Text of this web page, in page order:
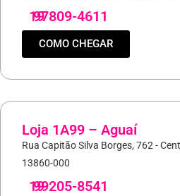
19
97809-4611
COMO CHEGAR
Loja 1A99 – Aguaí
Rua Capitão Silva Borges, 762 -
13860-000
19
99205-8541